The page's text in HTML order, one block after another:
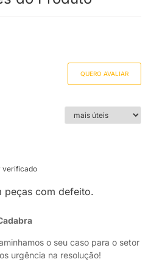
QUERO AVALIAR
verificado
peças com defeito.
o seu caso para o setor
urgência na resolução!